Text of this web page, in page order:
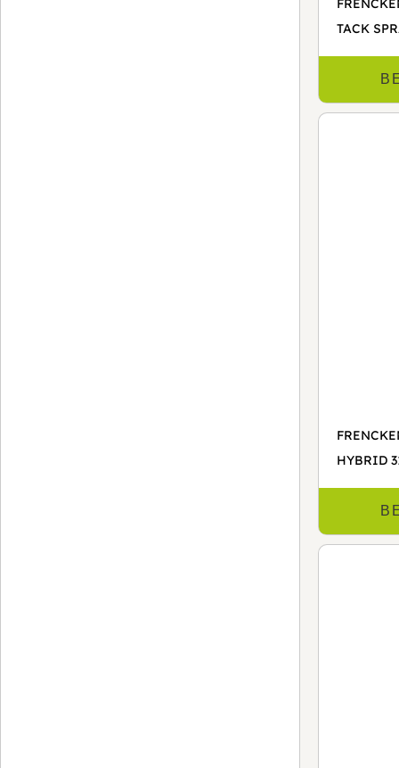
TACK
HYBRID